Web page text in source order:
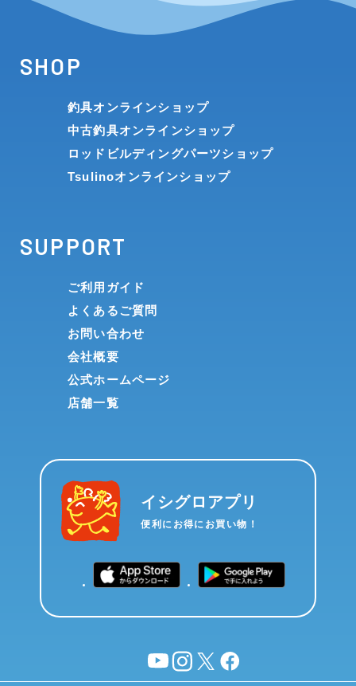
SHOP
釣具オンラインショップ
中古釣具オンラインショップ
ロッドビルディングパーツショップ
Tsulinoオンラインショップ
SUPPORT
ご利用ガイド
よくあるご質問
お問い合わせ
会社概要
公式ホームページ
店舗一覧
イシグロアプリ
便利にお得にお買い物！
YouTubeinstagram
X facebook